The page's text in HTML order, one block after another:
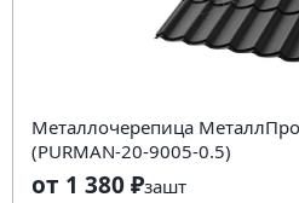
Металлочерепица
(PURMAN-20-9005-0.5)
от 1 380 ₽зашт